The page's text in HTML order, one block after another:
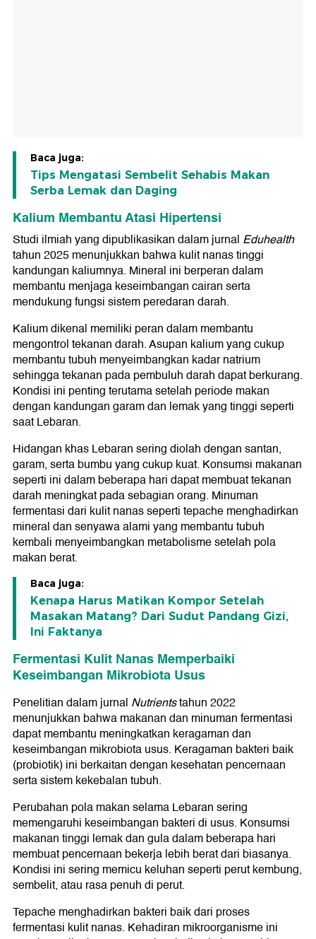
Baca juga:
Tips Mengatasi Sembelit Sehabis Makan
Serba Lemak dan Daging
Kalium Membantu Atasi Hipertensi
Studi ilmiah yang dipublikasikan dalam jurnal Eduhealth
tahun 2025 menunjukkan bahwa kulit nanas tinggi
kandungan kaliumnya. Mineral ini berperan dalam
membantu menjaga keseimbangan cairan serta
mendukung fungsi sistem peredaran darah.
Kalium dikenal memiliki peran dalam membantu
mengontrol tekanan darah. Asupan kalium yang cukup
membantu tubuh menyeimbangkan kadar natrium
sehingga tekanan pada pembuluh darah dapat berkurang.
Kondisi ini penting terutama setelah periode makan
dengan kandungan garam dan lemak yang tinggi seperti
saat Lebaran.
Hidangan khas Lebaran sering diolah dengan santan,
garam, serta bumbu yang cukup kuat. Konsumsi makanan
seperti ini dalam beberapa hari dapat membuat tekanan
darah meningkat pada sebagian orang. Minuman
fermentasi dari kulit nanas seperti tepache menghadirkan
mineral dan senyawa alami yang membantu tubuh
kembali menyeimbangkan metabolisme setelah pola
makan berat.
Baca juga:
Kenapa Harus Matikan Kompor Setelah
Masakan Matang? Dari Sudut Pandang Gizi,
Ini Faktanya
Fermentasi Kulit Nanas Memperbaiki
Keseimbangan Mikrobiota Usus
Penelitian dalam jurnal Nutrientstahun 2022
menunjukkan bahwa makanan dan minuman fermentasi
dapat membantu meningkatkan keragaman dan
keseimbangan mikrobiota usus. Keragaman bakteri baik
(probiotik) ini berkaitan dengan kesehatan pencernaan
serta sistem kekebalan tubuh.
Perubahan pola makan selama Lebaran sering
memengaruhi keseimbangan bakteri di usus. Konsumsi
makanan tinggi lemak dan gula dalam beberapa hari
membuat pencernaan bekerja lebih berat dari biasanya.
Kondisi ini sering memicu keluhan seperti perut kembung,
sembelit, atau rasa penuh di perut.
Tepache menghadirkan bakteri baik dari proses
fermentasi kulit nanas. Kehadiran mikroorganisme ini